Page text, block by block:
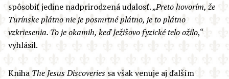
spôsobiť jedine nadprirodzená udalosť. „Preto hovorím, že
Turínske plátno nie je posmrtné plátno, je to plátno
vzkriesenia. To je okamih, keď Ježišovo fyzické telo ožilo,“
vyhlásil.
Kniha The Jesus Discoveries sa však venuje aj ďalším